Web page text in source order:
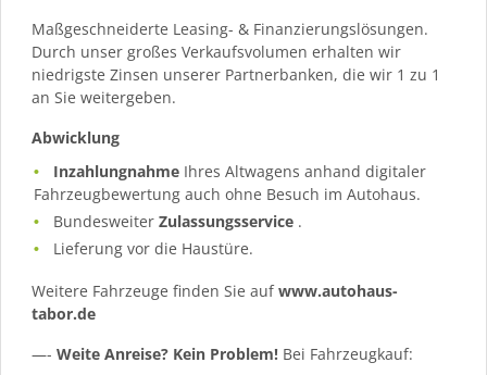
Maßgeschneiderte Leasing- & Finanzierungslösungen.
Durch unser großes Verkaufsvolumen erhalten wir
niedrigste Zinsen unserer Partnerbanken, die wir 1 zu 1
an Sie weitergeben.
Abwicklung
Inzahlungnahme Ihres Altwagens anhand digitaler
Fahrzeugbewertung auch ohne Besuch im Autohaus.
BundesweiterZulassungsservice .
Lieferung vor die Haustüre.
Weitere Fahrzeuge finden Sie aufwww.autohaus-
tabor.de
—- Weite Anreise? Kein Problem! Bei Fahrzeugkauf: